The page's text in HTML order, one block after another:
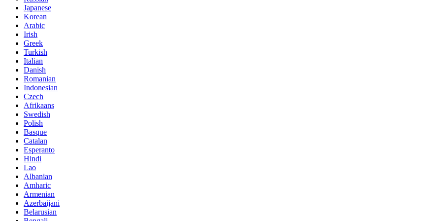
Japanese
Korean
Arabic
Irish
Greek
Turkish
Italian
Danish
Romanian
Indonesian
Czech
Afrikaans
Swedish
Polish
Basque
Catalan
Esperanto
Hindi
Lao
Albanian
Amharic
Armenian
Azerbaijani
Belarusian